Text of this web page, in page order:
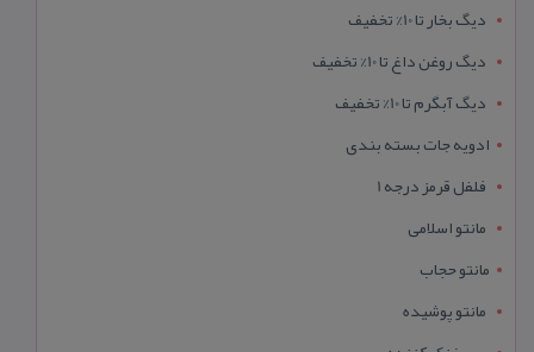
دیگ بخار تا 10% تخفیف
دیگ روغن داغ تا 10% تخفیف
دیگ آبگرم تا 10% تخفیف
ادویه جات بسته بندی
فلفل قرمز درجه 1
مانتو اسلامی
مانتو حجاب
مانتو پوشیده